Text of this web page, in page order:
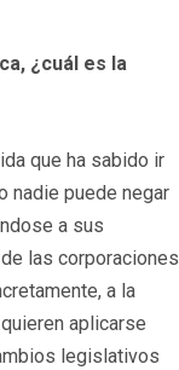
¿cuál es la
que ha sabido ir
nadie puede negar
a sus
las corporaciones
a la
aplicarse
legislativos